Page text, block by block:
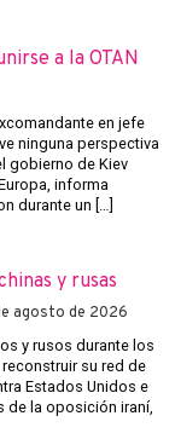
a la OTAN
en jefe
ninguna perspectiva
gobierno de Kiev
informa
durante un […]
y rusas
agosto de 2026
y rusos durante los
su red de
Estados Unidos e
de la oposición iraní,